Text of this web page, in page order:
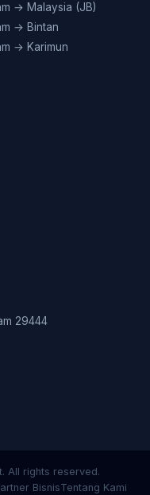
→ Malaysia (JB)
→ Bintan
→ Karimun
29444
All rights reserved.
BisnisTentang Kami